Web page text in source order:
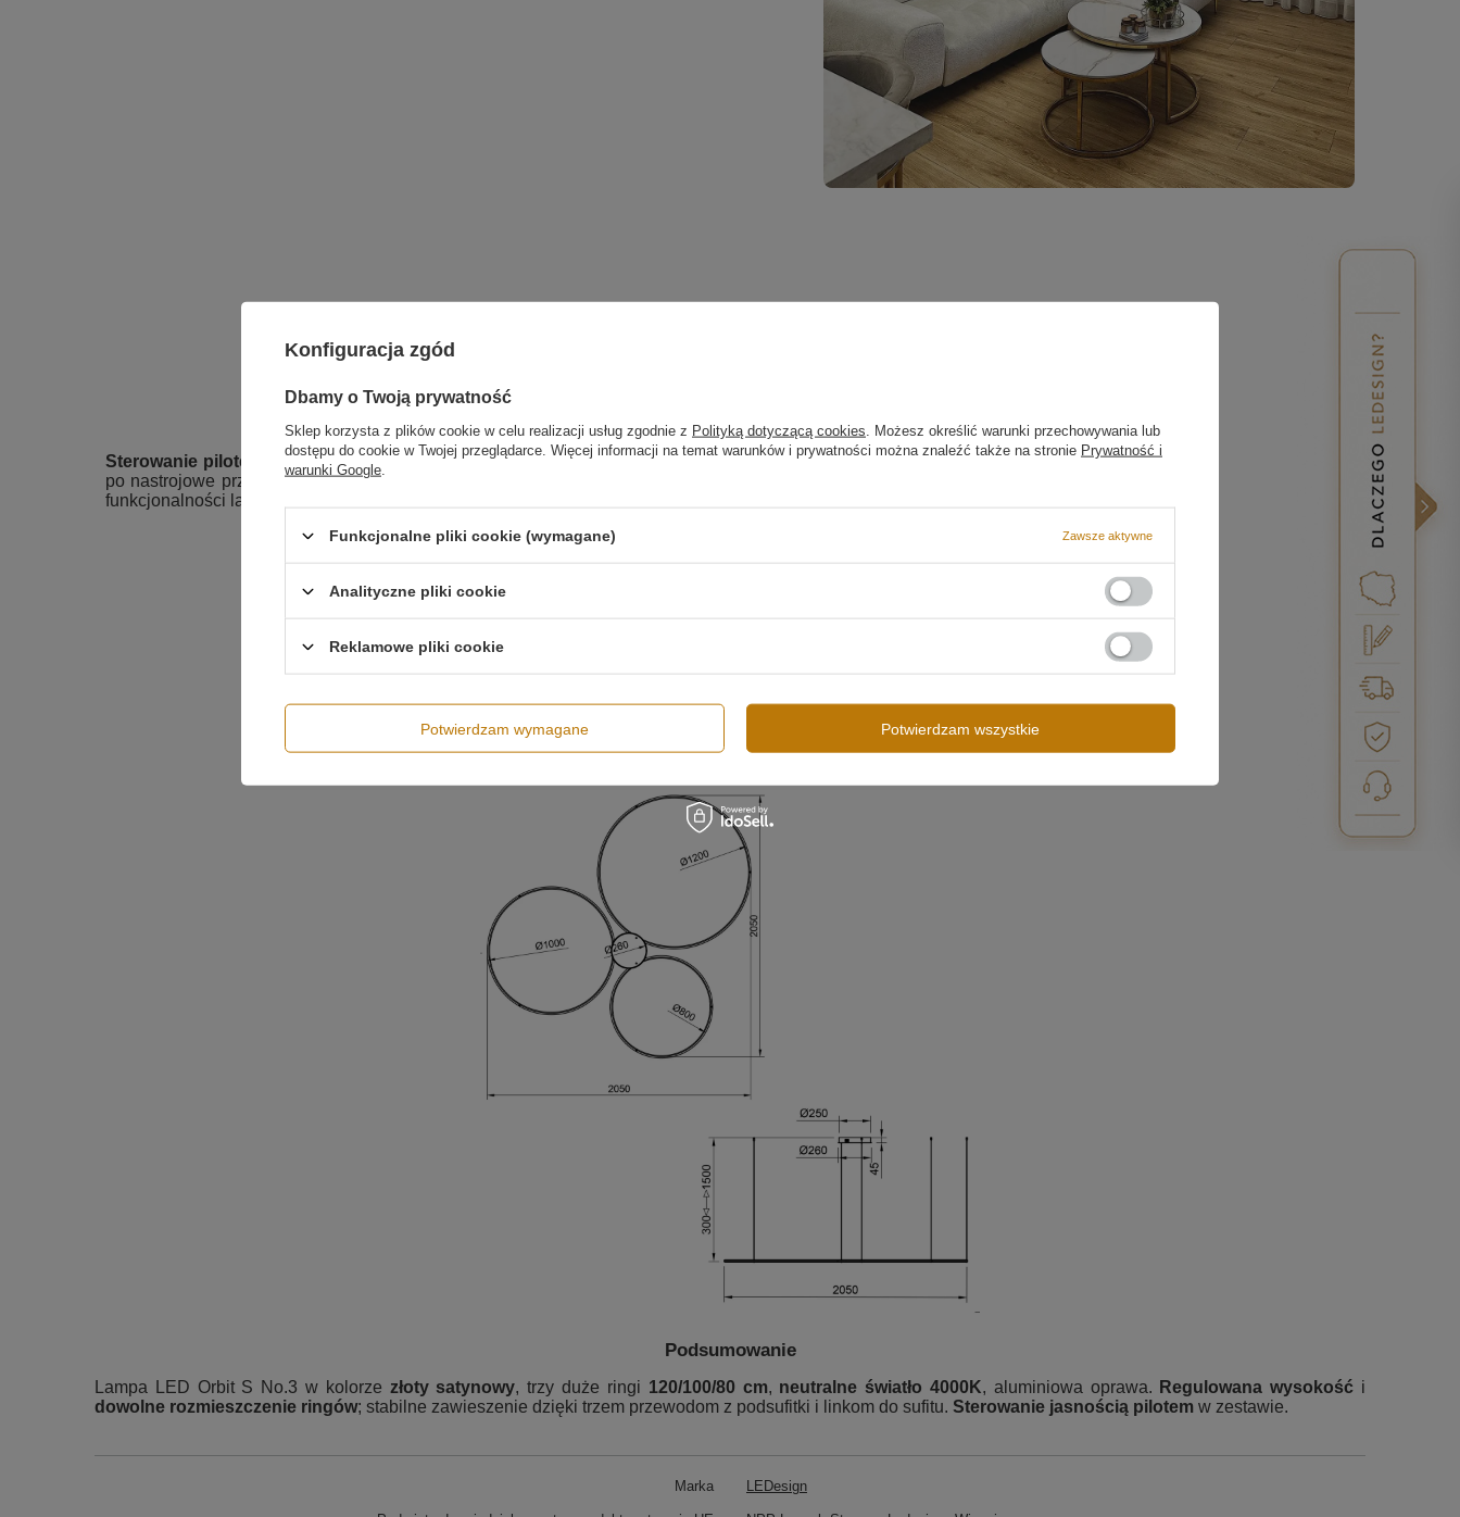
Sterowanie pilotem
umożliwia wygodną regulację jasności – od pełnego światła roboczego
po nastrojowe przyciemnienie. Pilot znajduje się w zestawie, co pozwala korzystać z pełnej
funkcjonalności lampy zaraz po montażu.
Podsumowanie
Lampa LED Orbit S No.3 w kolorze złoty satynowy, trzy duże ringi 120/100/80 cm, neutralne światło 4000K, aluminiowa oprawa. Regulowana wysokość i
dowolne rozmieszczenie ringów; stabilne zawieszenie dzięki trzem przewodom z podsufitki i linkom do sufitu. Sterowanie jasnością pilotem w zestawie.
Marka LEDesign
Konfiguracja zgód
Dbamy o Twoją prywatność
Sklep korzysta z plików cookie w celu realizacji usług zgodnie z Polityką dotyczącą cookies . Możesz określić warunki przechowywania lub
dostępu do cookie w Twojej przeglądarce. Więcej informacji na temat warunków i prywatności można znaleźć także na stronie Prywatność i
warunki Google
Funkcjonalne pliki cookie (wymagane) Zawsze aktywne
Analityczne pliki cookie
Reklamowe pliki cookie
Potwierdzam wymagane Potwierdzam wszystkie